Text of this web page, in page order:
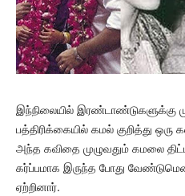
இந்நிலையில் இரண்டாண்டுகளுக்கு
பத்திரிக்கையில் கமல் குறித்து
அந்த கவிதை முழுவதும் கமலை
கர்ப்பமாக இருந்த போது
ஏற்றினார்.